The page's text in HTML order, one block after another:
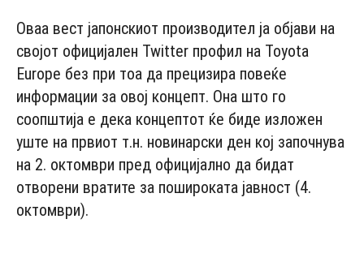
Оваа вест јапонскиот производител ја објави на
својот официјален Twitter профил на Toyota
Europe без при тоа да прецизира повеќе
информации за овој концепт. Она што го
соопштија е дека концептот ќе биде изложен
уште на првиот т.н. новинарски ден кој започнува
на 2. октомври пред официјално да бидат
отворени вратите за пошироката јавност (4.
октомври).